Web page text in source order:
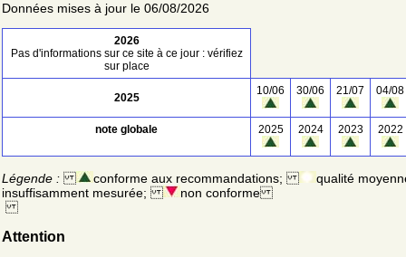
Données mises à jour le 06/08/2026
2026
Pas d'informations sur ce site à ce jour : vérifiez
sur place
2025
10/06 30/06 21/07 04/08
note globale 2025 2024 2023 2022
Légende : conforme aux recommandations;
qualité
insuffisamment mesurée;
non conforme
Attention